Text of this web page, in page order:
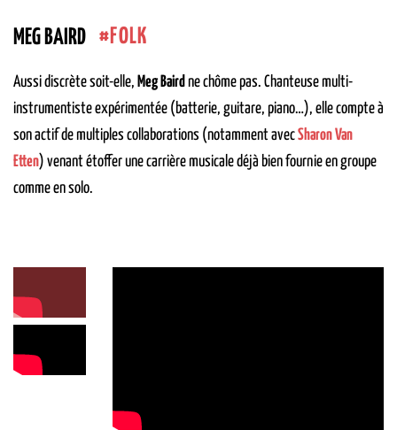
MEG BAIRD FOLK
Aussi discrète soit-elle, Meg Bairdne chôme pas. Chanteuse multi-
instrumentiste expérimentée (batterie, guitare, piano…), elle compte à
son actif de multiples collaborations (notamment avecSharon Van
Etten) venant étoffer une carrière musicale déjà bien fournie en groupe
comme en solo.